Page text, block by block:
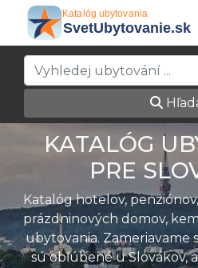
KATALÓG
PRE
Katalóg hotelov,
prázdninových domov,
ubytovania. Zameriavame
sú obľúbené u Slovákov,